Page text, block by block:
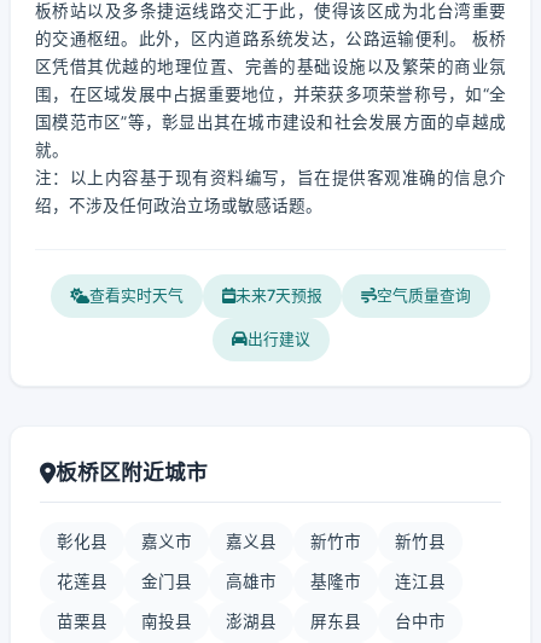
板桥站以及多条捷运线路交汇于此，使得该区成为北台湾重要
的交通枢纽。此外，区内道路系统发达，公路运输便利。 板桥
区凭借其优越的地理位置、完善的基础设施以及繁荣的商业氛
围，在区域发展中占据重要地位，并荣获多项荣誉称号，如“全
国模范市区”等，彰显出其在城市建设和社会发展方面的卓越成
就。
注：以上内容基于现有资料编写，旨在提供客观准确的信息介
绍，不涉及任何政治立场或敏感话题。
查看实时天气 未来7天预报 空气质量查询
出行建议
板桥区附近城市
彰化县 嘉义市 嘉义县 新竹市 新竹县
花莲县 金门县 高雄市 基隆市 连江县
苗栗县 南投县 澎湖县 屏东县 台中市